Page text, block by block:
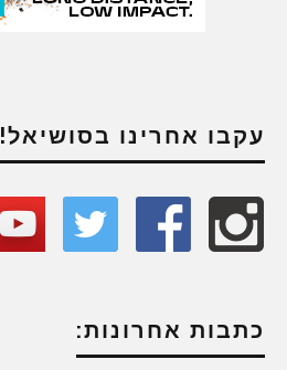
עקבו אחרינו בסושיאל!
כתבות אחרונות: